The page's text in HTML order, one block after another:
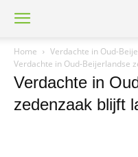
Home
Verdachte in Oud-
Verdachte in Oud-Beijerlandse
Verdachte in
zedenzaak blijft